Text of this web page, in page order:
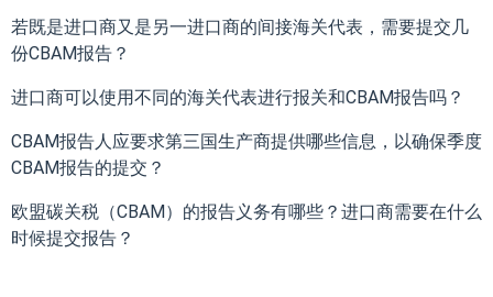
若既是进⼝商⼜是另⼀进⼝商的间接海关代表，需要提交几
份CBAM报告？
进⼝商可以使⽤不同的海关代表进⾏报关和CBAM报告吗？
CBAM报告人应要求第三国⽣产商提供哪些信息，以确保季度
CBAM报告的提交？
欧盟碳关税（CBAM）的报告义务有哪些？进口商需要在什么
时候提交报告？